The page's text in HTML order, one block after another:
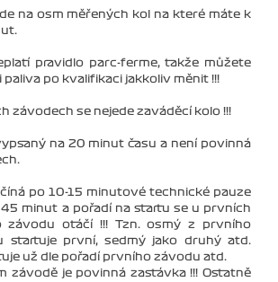
na osm měřených kol na které máte k
pravidlo parc-ferme, takže můžete
po kvalifikaci jakkoliv měnit !!!
závodech se nejede zaváděcí kolo !!!
na 20 minut času a není povinná
po 10-15 minutové technické pauze
minut a pořadí na startu se u prvních
závodu otáčí !!! Tzn. osmý z prvního
startuje první, sedmý jako druhý atd.
už dle pořadí prvního závodu atd.
závodě je povinná zastávka !!! Ostatně